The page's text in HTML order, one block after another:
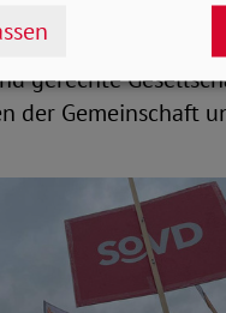
das Engagement
gerechte
der Gemeinschaft